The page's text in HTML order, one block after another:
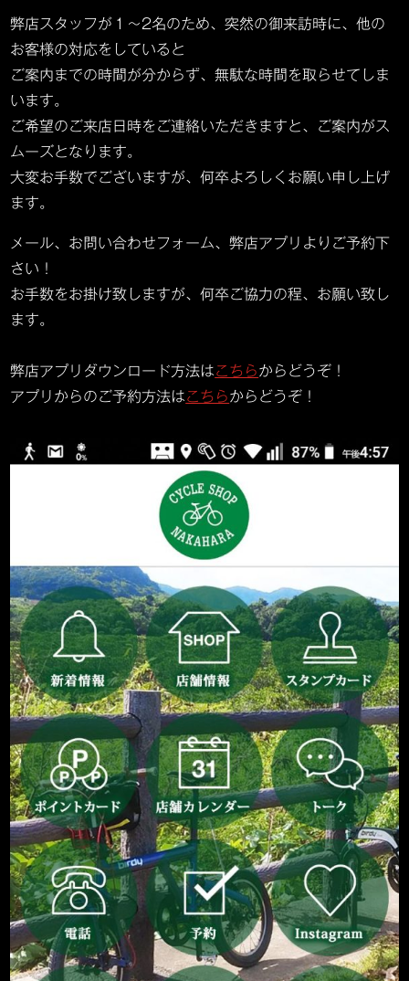
弊店スタッフが１～2名のため、突然の御来訪時に、他の
お客様の対応をしていると
ご案内までの時間が分からず、無駄な時間を取らせてしま
います。
ご希望のご来店日時をご連絡いただきますと、ご案内がス
ムーズとなります。
大変お手数でございますが、何卒よろしくお願い申し上げ
ます。
メール、お問い合わせフォーム、弊店アプリよりご予約下
さい！
お手数をお掛け致しますが、何卒ご協力の程、お願い致し
ます。
弊店アプリダウンロード方法はこちらからどうぞ！
アプリからのご予約方法はこちらからどうぞ！